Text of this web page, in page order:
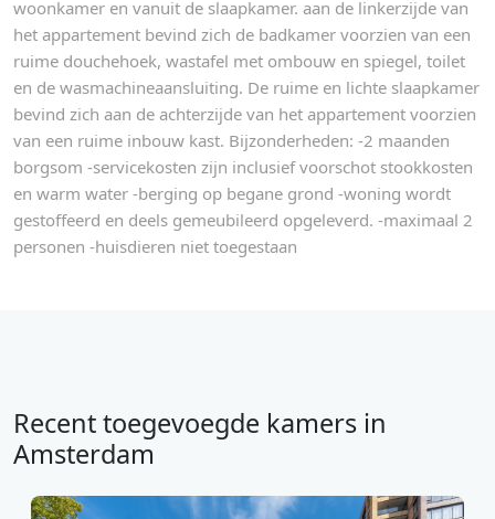
woonkamer en vanuit de slaapkamer. aan de linkerzijde van
het appartement bevind zich de badkamer voorzien van een
ruime douchehoek, wastafel met ombouw en spiegel, toilet
en de wasmachineaansluiting. De ruime en lichte slaapkamer
bevind zich aan de achterzijde van het appartement voorzien
van een ruime inbouw kast. Bijzonderheden: -2 maanden
borgsom -servicekosten zijn inclusief voorschot stookkosten
en warm water -berging op begane grond -woning wordt
gestoffeerd en deels gemeubileerd opgeleverd. -maximaal 2
personen -huisdieren niet toegestaan
Recent toegevoegde kamers in
Amsterdam